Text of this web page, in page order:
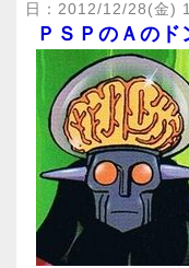
日：2012/12/28(金)
ＰＳＰのＡの